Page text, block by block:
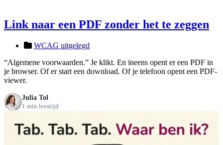
Link naar een PDF zonder het te zeggen
WCAG uitgelegd
“Algemene voorwaarden.” Je klikt. En ineens opent er een PDF in
je browser. Of er start een download. Of je telefoon opent een PDF-
viewer.
Julia Tol
1 min leestijd